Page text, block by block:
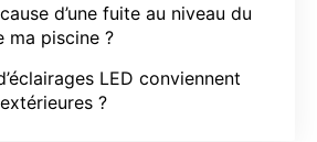
d’une fuite au niveau du
ma piscine ?
LED conviennent
?